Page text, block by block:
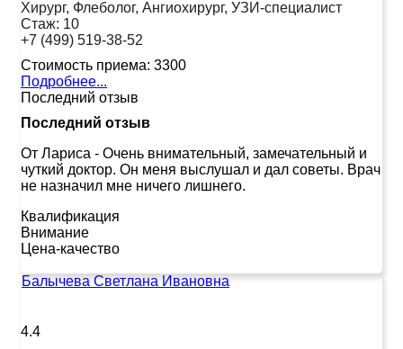
Хирург, Флеболог, Ангиохирург, УЗИ-специалист
Стаж: 10
+7 (499) 519-38-52
Стоимость приема: 3300
Подробнее...
Последний отзыв
Последний отзыв
От Лариса - Очень внимательный, замечательный и
чуткий доктор. Он меня выслушал и дал советы. Врач
не назначил мне ничего лишнего.
Квалификация
Внимание
Цена-качество
Балычева Светлана Ивановна
4.4